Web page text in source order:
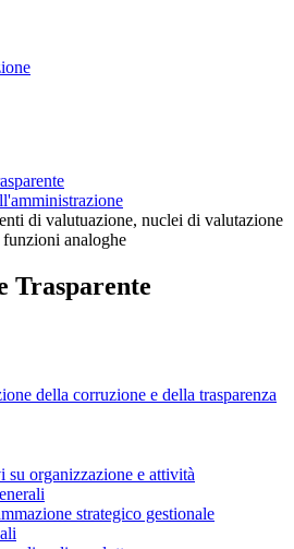
di valutuazione, nuclei di valutazione
analoghe
Trasparente
della corruzione e della trasparenza
organizzazione e attività
strategico gestionale